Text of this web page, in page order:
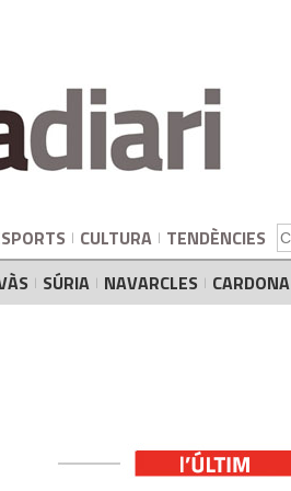
CULTURA TENDÈNCIES
SÚRIA NAVARCLES CARDONA